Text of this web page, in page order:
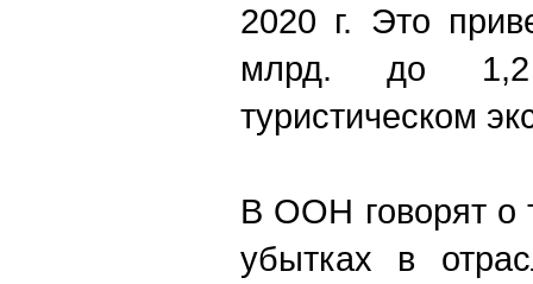
2020 г. Это
млрд. до
туристическом
В ООН говорят о
убытках в